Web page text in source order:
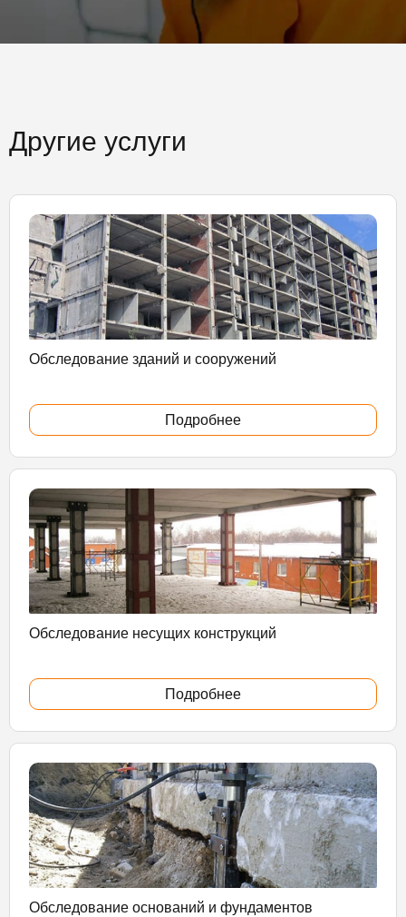
Другие услуги
Обследование зданий и сооружений
Подробнее
Обследование несущих конструкций
Подробнее
Обследование оснований и фундаментов